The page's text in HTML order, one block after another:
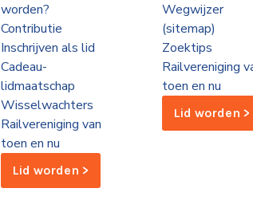
worden?
Contributie
Inschrijven als lid
Cadeau-
lidmaatschap
Wisselwachters
Railvereniging van
toen en nu
Lid worden >
Wegwijzer
(sitemap)
Zoektips
Railvereniging
toen en nu
Lid worden >